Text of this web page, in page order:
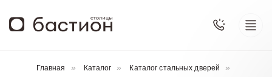
Главная Каталог
Каталог стальных дверей